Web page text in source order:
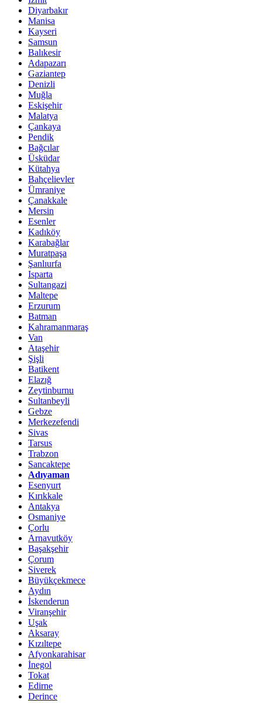
Diyarbakır
Manisa
Kayseri
Samsun
Balıkesir
Adapazarı
Gaziantep
Denizli
Muğla
Eskişehir
Malatya
Çankaya
Pendik
Bağcılar
Üsküdar
Kütahya
Bahçelievler
Ümraniye
Çanakkale
Mersin
Esenler
Kadıköy
Karabağlar
Muratpaşa
Şanlıurfa
Isparta
Sultangazi
Maltepe
Erzurum
Batman
Kahramanmaraş
Van
Ataşehir
Şişli
Batikent
Elazığ
Zeytinburnu
Sultanbeyli
Gebze
Merkezefendi
Sivas
Tarsus
Trabzon
Sancaktepe
Adıyaman
Esenyurt
Kırıkkale
Antakya
Osmaniye
Çorlu
Arnavutköy
Başakşehir
Çorum
Siverek
Büyükçekmece
Aydın
İskenderun
Viranşehir
Uşak
Aksaray
Kızıltepe
Afyonkarahisar
İnegol
Tokat
Edirne
Derince